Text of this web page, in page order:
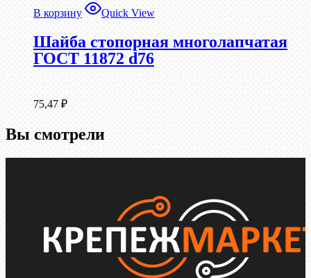
В корзину Quick View
Шайба стопорная многолапчатая
ГОСТ 11872 d76
75,47 ₽
Вы смотрели